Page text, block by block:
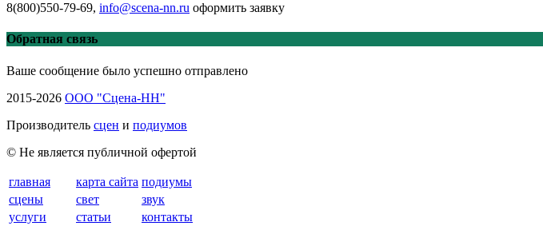
8(800)550-79-69, info@scena-nn.ru оформить заявку
Обратная связь
Ваше сообщение было успешно отправлено
2015-2026 ООО "Сцена-НН"
Производитель сцен и подиумов
© Не является публичной офертой
главная карта сайта подиумы
сцены
свет
звук
услуги
статьи
контакты